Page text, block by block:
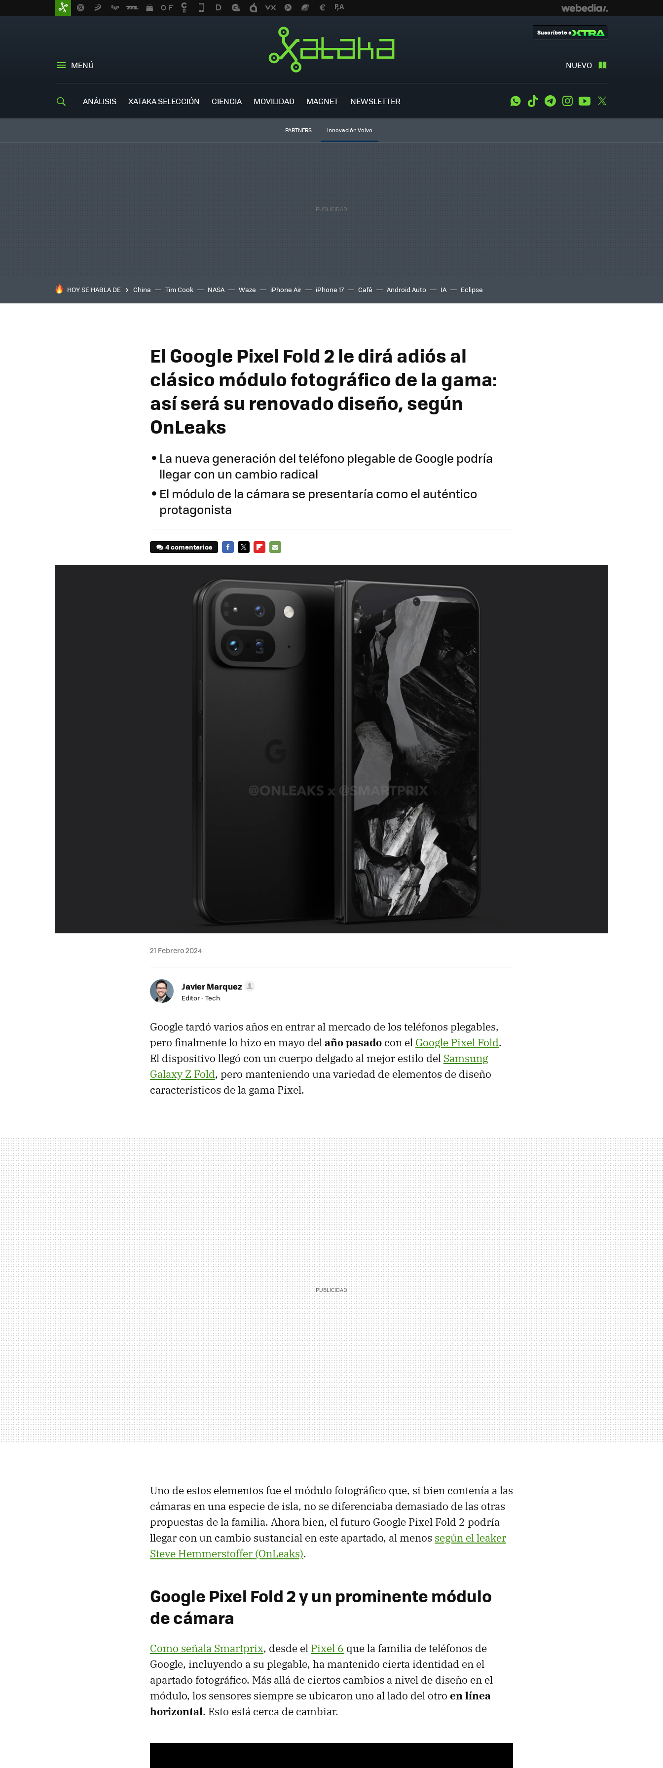
MENÚ NUEVO
Suscríbete a
ANÁLISIS XATAKA SELECCIÓN CIENCIA MOVILIDAD MAGNET NEWSLETTER WhatsApp
Tiktok TelegramInstagramYoutube
PARTNERS Innovación Volvo
HOY SE HABLA DE China Tim Cook NASA Waze iPhone Air iPhone 17 Café Android Auto IA Eclipse
El Google Pixel Fold 2 le dirá adiós al
clásico módulo fotográfico de la gama:
así será su renovado diseño, según
OnLeaks
La nueva generación del teléfono plegable de Google podría
llegar con un cambio radical
El módulo de la cámara se presentaría como el auténtico
protagonista
4 comentarios
21 Febrero 2024
Javier Marquez
Editor - Tech
Google tardó varios años en entrar al mercado de los teléfonos plegables,
pero finalmente lo hizo en mayo delaño pasado con el Google Pixel Fold.
El dispositivo llegó con un cuerpo delgado al mejor estilo del Samsung
Galaxy Z Fold, pero manteniendo una variedad de elementos de diseño
característicos de la gama Pixel.
Uno de estos elementos fue el módulo fotográfico que, si bien contenía a las
cámaras en una especie de isla, no se diferenciaba demasiado de las otras
propuestas de la familia. Ahora bien, el futuro Google Pixel Fold 2 podría
llegar con un cambio sustancial en este apartado, al menos según el leaker
Steve Hemmerstoffer (OnLeaks).
Google Pixel Fold 2 y un prominente módulo
de cámara
Como señala Smartprix, desde el Pixel 6 que la familia de teléfonos de
Google, incluyendo a su plegable, ha mantenido cierta identidad en el
apartado fotográfico. Más allá de ciertos cambios a nivel de diseño en el
módulo, los sensores siempre se ubicaron uno al lado del otro en línea
horizontal. Esto está cerca de cambiar.